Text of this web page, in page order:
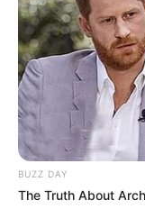
10 Desain
Tidur, Serasa
Kamar Raja
BUZZ DAY
The Truth About